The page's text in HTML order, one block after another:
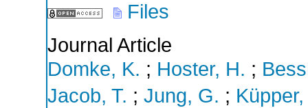
Files
Journal Article
Domke, K. ; Hoster, H. ;
Jacob, T. ; Jung, G. ;